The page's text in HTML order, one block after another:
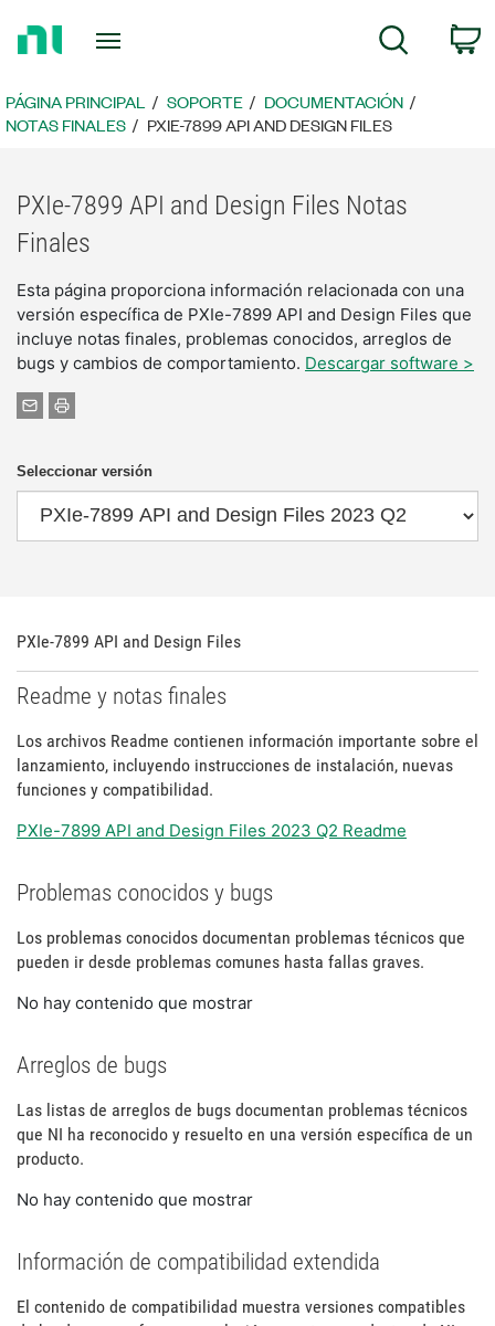
página
principal
Búsqueda
PÁGINA PRINCIPAL SOPORTE
DOCUMENTACIÓN
NOTAS FINALES
PXIE-7899 API AND DESIGN FILES
PXIe-7899 API and Design Files Notas
Finales
Esta página proporciona información relacionada con una
versión específica de PXIe-7899 API and Design Files que
incluye notas finales, problemas conocidos, arreglos de
bugs y cambios de comportamiento. Descargar software >
Seleccionar versión
PXIe-7899 API and Design Files
Readme y notas finales
Los archivos Readme contienen información importante sobre el
lanzamiento, incluyendo instrucciones de instalación, nuevas
funciones y compatibilidad.
PXIe-7899 API and Design Files 2023 Q2 Readme
Problemas conocidos y bugs
Los problemas conocidos documentan problemas técnicos que
pueden ir desde problemas comunes hasta fallas graves.
No hay contenido que mostrar
Arreglos de bugs
Las listas de arreglos de bugs documentan problemas técnicos
que NI ha reconocido y resuelto en una versión específica de un
producto.
No hay contenido que mostrar
Información de compatibilidad extendida
El contenido de compatibilidad muestra versiones compatibles